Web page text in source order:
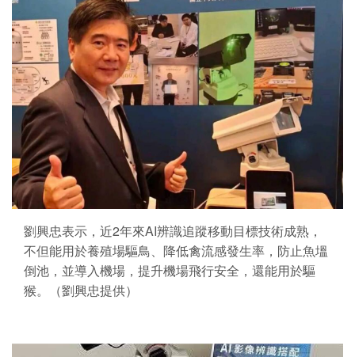
劉興忠表示，近2年來AI辨識追蹤移動目標技術成熟，
不但能用於養殖場驅鳥、降低禽流感發生率，防止魚塭
倒池，並導入機場，提升機場飛行安全，還能用於驅
猴。（劉興忠提供）